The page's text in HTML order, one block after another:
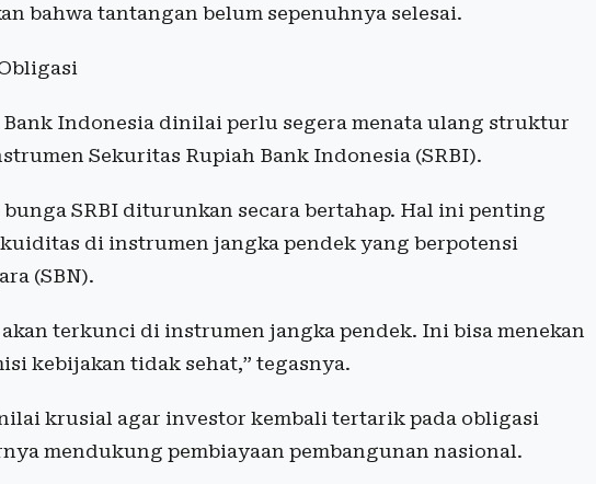
bahwa tantangan belum sepenuhnya selesai.
Indonesia dinilai perlu segera menata ulang struktur
Sekuritas Rupiah Bank Indonesia (SRBI).
SRBI diturunkan secara bertahap. Hal ini penting
di instrumen jangka pendek yang berpotensi
(SBN).
terkunci di instrumen jangka pendek. Ini bisa menekan
kebijakan tidak sehat,” tegasnya.
krusial agar investor kembali tertarik pada obligasi
mendukung pembiayaan pembangunan nasional.